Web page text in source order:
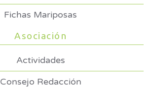
Fichas Mariposas
Asociación
Actividades
Consejo Redacción